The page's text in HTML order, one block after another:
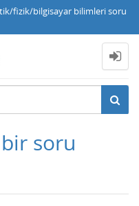
fizik/bilgisayar bilimleri soru
soru